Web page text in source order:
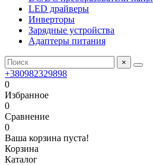
LED драйверы
Инверторы
Зарядные устройства
Адаптеры питания
×
+380982329898
0
Избранное
0
Сравнение
0
Ваша корзина пуста!
Корзина
Каталог